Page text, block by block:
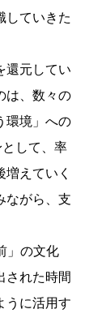
していきた
還元してい
は、数々の
環境」への
して、率
えていく
ながら、支
」の文化
された時間
うに活用す